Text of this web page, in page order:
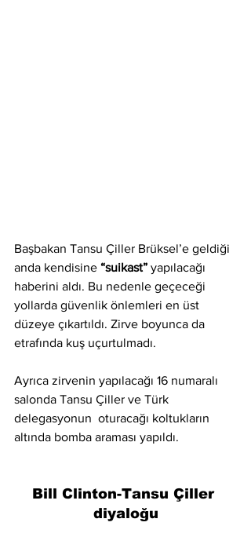
Başbakan Tansu Çiller Brüksel’e geldiği
anda kendisine “suikast” yapılacağı
haberini aldı. Bu nedenle geçeceği
yollarda güvenlik önlemleri en üst
düzeye çıkartıldı. Zirve boyunca da
etrafında kuş uçurtulmadı.
Ayrıca zirvenin yapılacağı 16 numaralı
salonda Tansu Çiller ve Türk
delegasyonun  oturacağı koltukların
altında bomba araması yapıldı.
Bill Clinton-Tansu Çiller
diyaloğu